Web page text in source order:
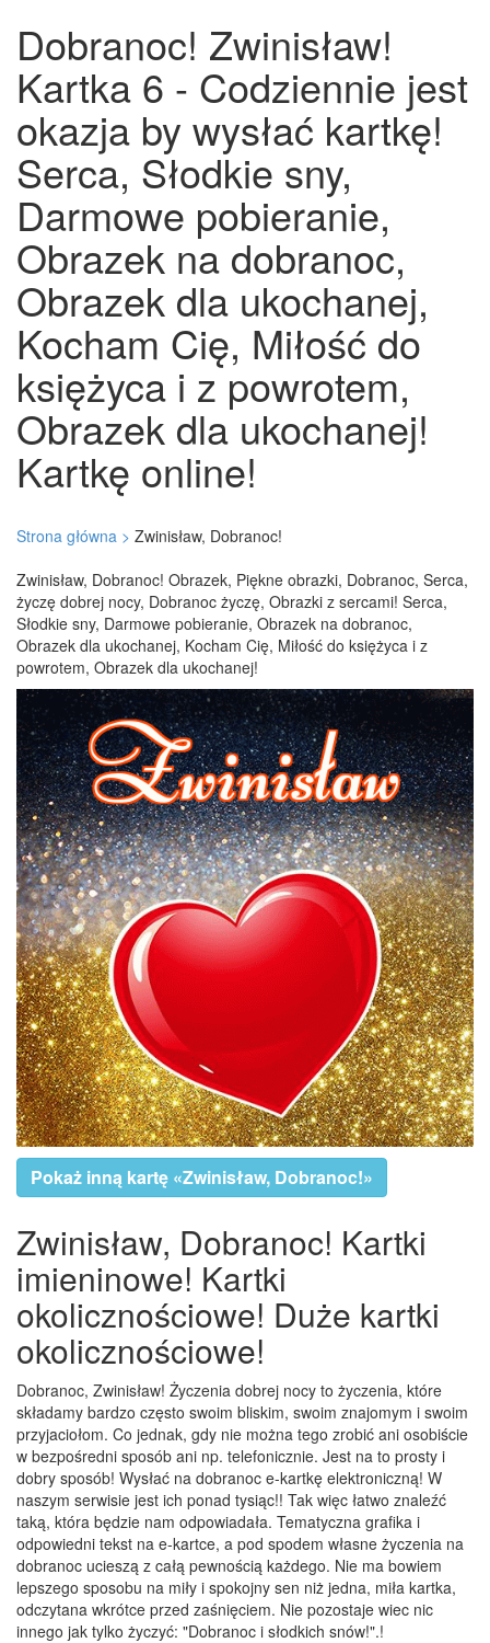
Dobranoc! Zwinisław!
Kartka 6 - Codziennie jest
okazja by wysłać kartkę!
Serca, Słodkie sny,
Darmowe pobieranie,
Obrazek na dobranoc,
Obrazek dla ukochanej,
Kocham Cię, Miłość do
księżyca i z powrotem,
Obrazek dla ukochanej!
Kartkę online!
Strona główna > Zwinisław, Dobranoc!
Zwinisław, Dobranoc! Obrazek, Piękne obrazki, Dobranoc, Serca,
życzę dobrej nocy, Dobranoc życzę, Obrazki z sercami! Serca,
Słodkie sny, Darmowe pobieranie, Obrazek na dobranoc,
Obrazek dla ukochanej, Kocham Cię, Miłość do księżyca i z
powrotem, Obrazek dla ukochanej!
Pokaż inną kartę «Zwinisław, Dobranoc!»
Zwinisław, Dobranoc! Kartki
imieninowe! Kartki
okolicznościowe! Duże kartki
okolicznościowe!
Dobranoc, Zwinisław! Życzenia dobrej nocy to życzenia, które
składamy bardzo często swoim bliskim, swoim znajomym i swoim
przyjaciołom. Co jednak, gdy nie można tego zrobić ani osobiście
w bezpośredni sposób ani np. telefonicznie. Jest na to prosty i
dobry sposób! Wysłać na dobranoc e-kartkę elektroniczną! W
naszym serwisie jest ich ponad tysiąc!! Tak więc łatwo znaleźć
taką, która będzie nam odpowiadała. Tematyczna grafika i
odpowiedni tekst na e-kartce, a pod spodem własne życzenia na
dobranoc ucieszą z całą pewnością każdego. Nie ma bowiem
lepszego sposobu na miły i spokojny sen niż jedna, miła kartka,
odczytana wkrótce przed zaśnięciem. Nie pozostaje wiec nic
innego jak tylko życzyć: "Dobranoc i słodkich snów!".!